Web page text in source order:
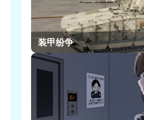
装甲纷争